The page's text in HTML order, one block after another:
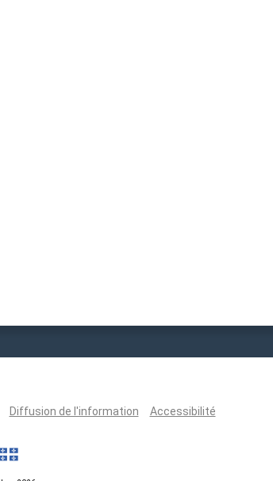
Diffusion de l'information Accessibilité